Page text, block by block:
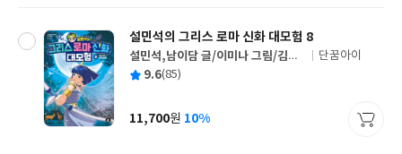
설민석의 그리스 로마 신화 대모험 8
글
쓴
설민석,남이담 글/이미나 그림/김헌
감수
출
사
단꿈아이
평 9.6(85)
가
11,700원 10%